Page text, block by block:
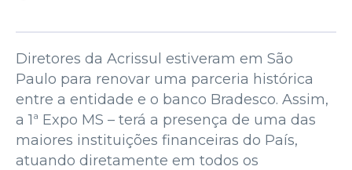
Diretores da Acrissul estiveram em São
Paulo para renovar uma parceria histórica
entre a entidade e o banco Bradesco. Assim,
a 1ª Expo MS – terá a presença de uma das
maiores instituições financeiras do País,
atuando diretamente em todos os